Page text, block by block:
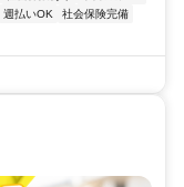
週払いOK
社会保険完備